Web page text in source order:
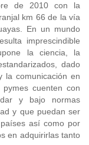
de 2010 con la
km 66 de la vía
En un mundo
imprescindible
la ciencia, la
dado
la comunicación en
cuenten con
y bajo normas
y que puedan ser
así como por
en adquirirlas tanto